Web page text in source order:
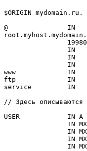
$ORIGIN mydomain.ru.
@               IN
IN
IN
IN
www             IN
ftp             IN
service         IN
// Здесь описываются
USER            IN
IN
IN
IN
IN